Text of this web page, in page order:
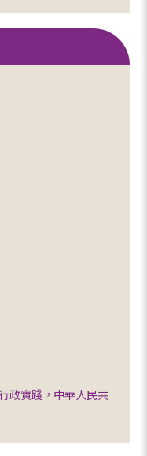
政實踐，中華人民共